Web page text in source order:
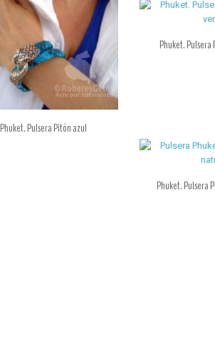
Phuket. Pulsera Pitón azul
Phuket.
Phuket. Pulsera